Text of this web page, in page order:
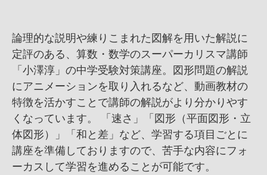
論理的な説明や練りこまれた図解を用いた解説に
定評のある、算数・数学のスーパーカリスマ講師
「小澤淳」の中学受験対策講座。図形問題の解説
にアニメーションを取り入れるなど、動画教材の
特徴を活かすことで講師の解説がより分かりやす
くなっています。 「速さ」「図形（平面図形・立
体図形）」「和と差」など、学習する項目ごとに
講座を準備しておりますので、苦手な内容にフォ
ーカスして学習を進めることが可能です。